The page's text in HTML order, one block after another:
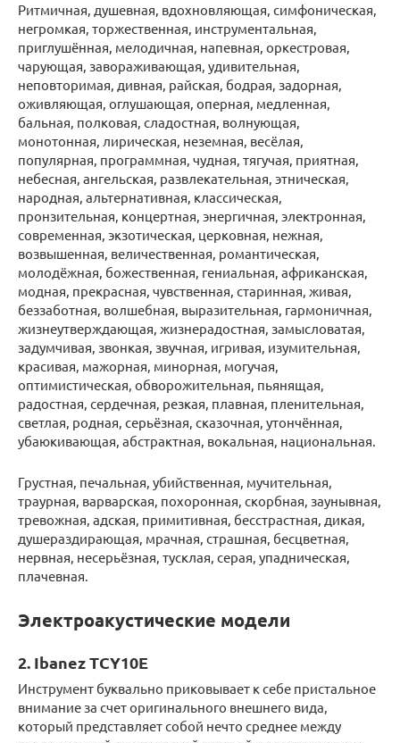
Ритмичная, душевная, вдохновляющая, симфоническая,
негромкая, торжественная, инструментальная,
приглушённая, мелодичная, напевная, оркестровая,
чарующая, завораживающая, удивительная,
неповторимая, дивная, райская, бодрая, задорная,
оживляющая, оглушающая, оперная, медленная,
бальная, полковая, сладостная, волнующая,
монотонная, лирическая, неземная, весёлая,
популярная, программная, чудная, тягучая, приятная,
небесная, ангельская, развлекательная, этническая,
народная, альтернативная, классическая,
пронзительная, концертная, энергичная, электронная,
современная, экзотическая, церковная, нежная,
возвышенная, величественная, романтическая,
молодёжная, божественная, гениальная, африканская,
модная, прекрасная, чувственная, старинная, живая,
беззаботная, волшебная, выразительная, гармоничная,
жизнеутверждающая, жизнерадостная, замысловатая,
задумчивая, звонкая, звучная, игривая, изумительная,
красивая, мажорная, минорная, могучая,
оптимистическая, обворожительная, пьянящая,
радостная, сердечная, резкая, плавная, пленительная,
светлая, родная, серьёзная, сказочная, утончённая,
убаюкивающая, абстрактная, вокальная, национальная.
Грустная, печальная, убийственная, мучительная,
траурная, варварская, похоронная, скорбная, заунывная,
тревожная, адская, примитивная, бесстрастная, дикая,
душераздирающая, мрачная, страшная, бесцветная,
нервная, несерьёзная, тусклая, серая, упадническая,
плачевная.
Электроакустические модели
2. Ibanez TCY10E
Инструмент буквально приковывает к себе пристальное
внимание за счет оригинального внешнего вида,
который представляет собой нечто среднее между